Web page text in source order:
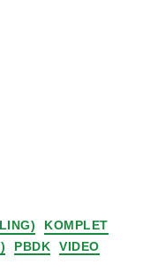
KOMPLET
PBDK VIDEO